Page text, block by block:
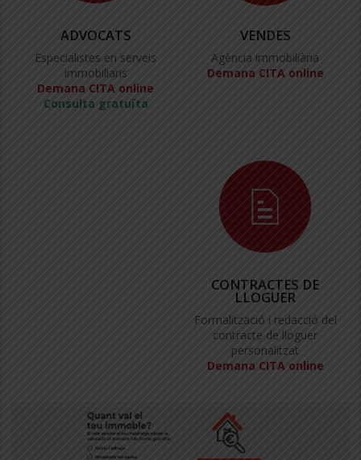
ADVOCATS
Especialistes en serveis
immobiliaris
Demana CITA online
Consulta gratuïta
VENDES
Agència immobiliària
Demana CITA online
CONTRACTES DE
LLOGUER
Formalització i redacció del
contracte de lloguer
personalitzat
Demana CITA online